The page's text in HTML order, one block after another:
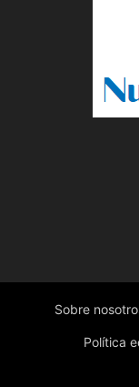
Sobre
Política